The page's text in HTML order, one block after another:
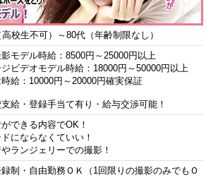
校生不可）～80代（年齢制限なし）
モデル時給：8500円～25000円以上
ビデオモデル時給：18000円～50000円以上
給：10000円～20000円確実保証
給・登録手当て有り・給与交渉可能！
ができる内容でOK！
ドにならなくていい！
やランジェリーでの撮影！
制・自由勤務ＯＫ（1回限りの撮影のみでもＯ